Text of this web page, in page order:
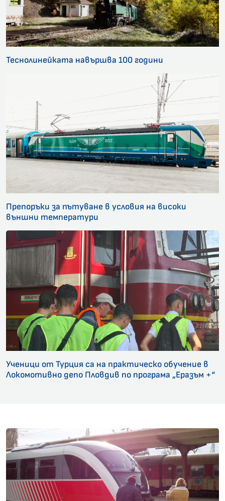
Теснолинейката навършва 100 години
Препоръки за пътуване в условия на високи
външни температури
Ученици от Турция са на практическо обучение в
Локомотивно депо Пловдив по програма „Еразъм +“